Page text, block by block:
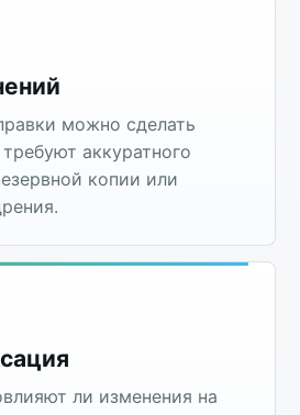
можно сделать
аккуратного
копии или
ли изменения на